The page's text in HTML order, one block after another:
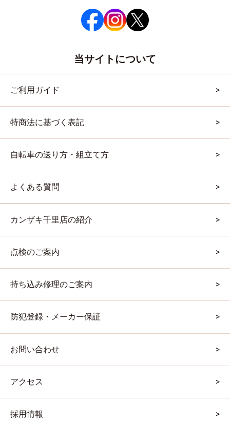
当サイトについて
ご利用ガイド
特商法に基づく表記
自転車の送り方・組立て方
よくある質問
カンザキ千里店の紹介
点検のご案内
持ち込み修理のご案内
防犯登録・メーカー保証
お問い合わせ
アクセス
採用情報